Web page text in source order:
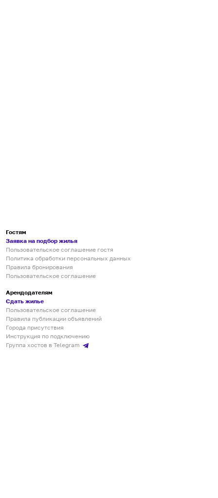
Гостям
Заявка на подбор жилья
Пользовательское соглашение гостя
Политика обработки персональных данных
Правила бронирования
Пользовательское соглашение
Арендодателям
Сдать жилье
Пользовательское соглашение
Правила публикации объявлений
Города присутствия
Инструкция по подключению
Группа хостов в Telegram